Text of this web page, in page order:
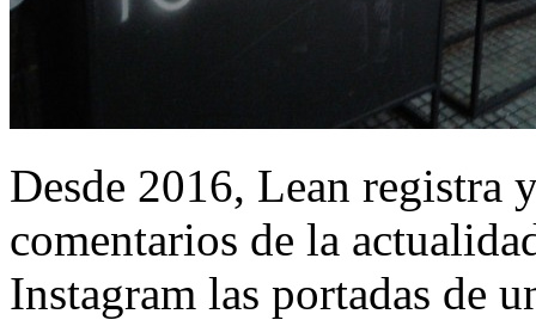
Desde 2016, Lean registra
comentarios de la
Instagram las portadas de